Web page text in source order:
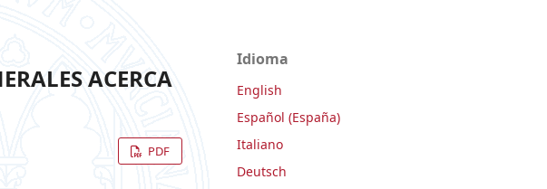
ACERCA
PDF
Idioma
English
Español (España)
Italiano
Deutsch